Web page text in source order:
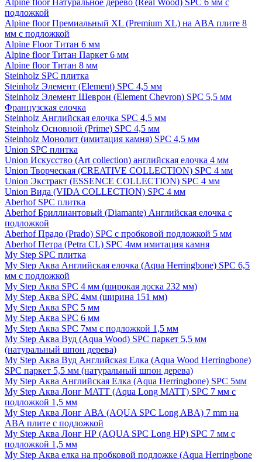
Alpine floor Натуральное дерево (Real Wood) SPC 6 мм с
подложкой
Alpine floor Премиальный XL (Premium XL) на ABA плите 8
мм с подложкой
Alpine Floor Титан 6 мм
Alpine floor Титан Паркет 6 мм
Alpine floor Титан 8 мм
Steinholz SPC плитка
Steinholz Элемент (Element) SPC 4,5 мм
Steinholz Элемент Шеврон (Element Chevron) SPC 5,5 мм
Французская елочка
Steinholz Английская елочка SPC 4,5 мм
Steinholz Основной (Prime) SPC 4,5 мм
Steinholz Монолит (имитация камня) SPC 4,5 мм
Union SPC плитка
Union Искусство (Art collection) английская елочка 4 мм
Union Творческая (CREATIVE COLLECTION) SPC 4 мм
Union Экстракт (ESSENCE COLLECTION) SPC 4 мм
Union Вида (VIDA COLLECTION) SPC 4 мм
Aberhof SPC плитка
Aberhof Бриллиантовый (Diamante) Английская елочка с
подложкой
Aberhof Прадо (Prado) SPC с пробковой подложкой 5 мм
Aberhof Петра (Petra CL) SPC 4мм имитация камня
My Step SPC плитка
My Step Аква Английская елочка (Aqua Herringbone) SPC 6,5
мм с подложкой
My Step Аква SPC 4 мм (широкая доска 232 мм)
My Step Аква SPC 4мм (ширина 151 мм)
My Step Аква SPC 5 мм
My Step Аква SPC 6 мм
My Step Аква SPC 7мм c подложкой 1,5 мм
My Step Аква Вуд (Aqua Wood) SPC паркет 5,5 мм
(натуральный шпон дерева)
My Step Аква Вуд Английская Елка (Aqua Wood Herringbone)
SPC паркет 5,5 мм (натуральный шпон дерева)
My Step Аква Английская Елка (Aqua Herringbone) SPC 5мм
My Step Аква Лонг MATT (Aqua Long MATT) SPC 7 мм с
подложкой 1,5 мм
My Step Аква Лонг АВА (AQUA SPC Long ABA) 7 mm на
ABA плите с подложкой
My Step Аква Лонг НР (AQUA SPC Long HP) SPC 7 мм с
подложкой 1,5 мм
My Step Аква елка на пробковой подложке (Aqua Herringbone